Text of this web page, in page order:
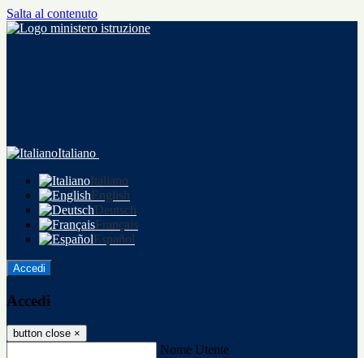
Salta al contenuto
Italiano
Italiano
English
Deutsch
Français
Español
Accedi
Accedi
button close ×
Nome Utente